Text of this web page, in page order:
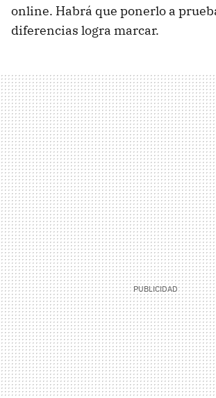
online. Habrá que ponerlo a
diferencias logra marcar.